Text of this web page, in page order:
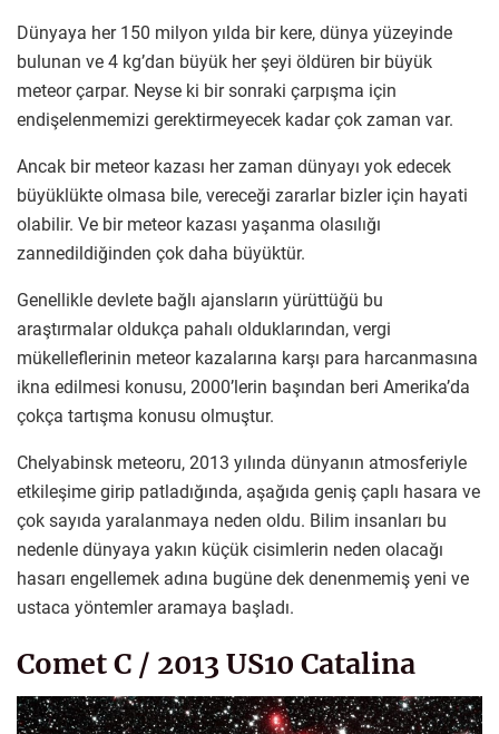
Dünyaya her 150 milyon yılda bir kere, dünya yüzeyinde
bulunan ve 4 kg’dan büyük her şeyi öldüren bir büyük
meteor çarpar. Neyse ki bir sonraki çarpışma için
endişelenmemizi gerektirmeyecek kadar çok zaman var.
Ancak bir meteor kazası her zaman dünyayı yok edecek
büyüklükte olmasa bile, vereceği zararlar bizler için hayati
olabilir. Ve bir meteor kazası yaşanma olasılığı
zannedildiğinden çok daha büyüktür.
Genellikle devlete bağlı ajansların yürüttüğü bu
araştırmalar oldukça pahalı olduklarından, vergi
mükelleflerinin meteor kazalarına karşı para harcanmasına
ikna edilmesi konusu, 2000’lerin başından beri Amerika’da
çokça tartışma konusu olmuştur.
Chelyabinsk meteoru, 2013 yılında dünyanın atmosferiyle
etkileşime girip patladığında, aşağıda geniş çaplı hasara ve
çok sayıda yaralanmaya neden oldu. Bilim insanları bu
nedenle dünyaya yakın küçük cisimlerin neden olacağı
hasarı engellemek adına bugüne dek denenmemiş yeni ve
ustaca yöntemler aramaya başladı.
Comet C / 2013 US10 Catalina